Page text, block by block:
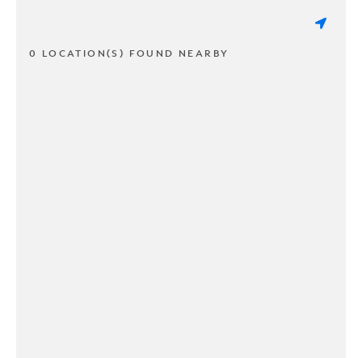
0 LOCATION(S) FOUND NEARBY